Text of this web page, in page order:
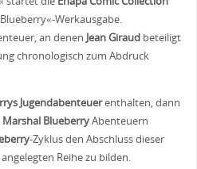
Werkausgabe.
an denen Jean Giraudbeteiligt
chronologisch zum Abdruck
Jugendabenteuerenthalten, dann
BlueberryAbenteuern
-Zyklus den Abschluss dieser
Reihe zu bilden.